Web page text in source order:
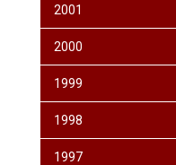
2001
2000
1999
1998
1997